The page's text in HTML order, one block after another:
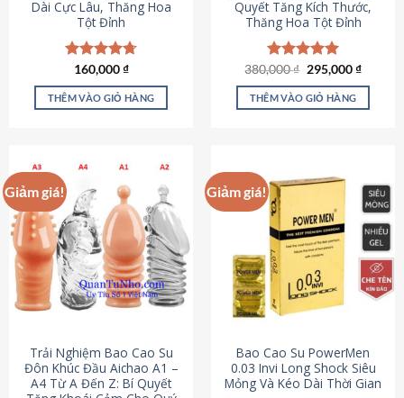
trên
trang
sản
phẩm
Dài Cực Lâu, Thăng Hoa
Tột Đỉnh
Được xếp
hạng4.73
5 sao
160,000₫
THÊM VÀO GIỎ HÀNG
Quyết Tăng Kích Thước,
Thăng Hoa Tột Đỉnh
Được xếp
hạng5.00
5 sao
380,000₫ Giá
là:
380,000 ₫.
295,000₫Giá
tại
THÊM VÀO GIỎ HÀNG
Giảm giá!
Trải Nghiệm Bao Cao Su
Đôn Khúc Đầu Aichao A1 –
A4 Từ A Đến Z: Bí Quyết
Giảm giá!
Bao Cao Su PowerMen
0.03 Invi Long Shock Siêu
Mỏng Và Kéo Dài Thời Gian